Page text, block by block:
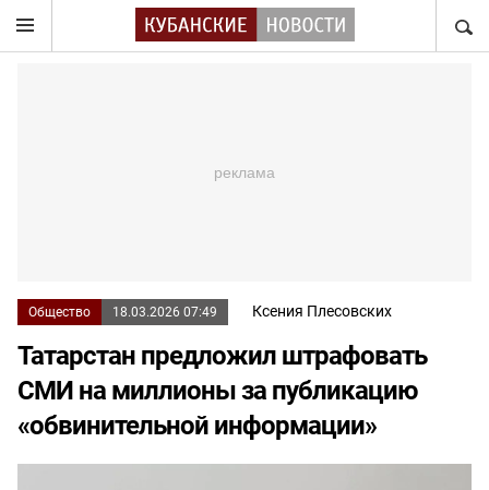
Общество 18.03.2026 07:49 Ксения Плесовских
Татарстан предложил штрафовать
СМИ на миллионы за публикацию
«обвинительной информации»